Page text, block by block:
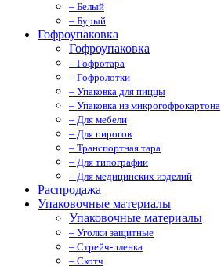
– Белый
– Бурый
Гофроупаковка
Гофроупаковка
– Гофротара
– Гофролотки
– Упаковка для пиццы
– Упаковка из микрогофрокартона
– Для мебели
– Для пирогов
– Транспортная тара
– Для типографии
– Для медицинских изделий
Распродажа
Упаковочные материалы
Упаковочные материалы
– Уголки защитные
– Стрейч-пленка
– Скотч